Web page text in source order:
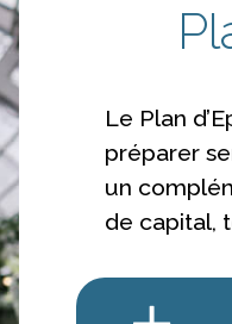
Le Plan
préparer
un
de capital,